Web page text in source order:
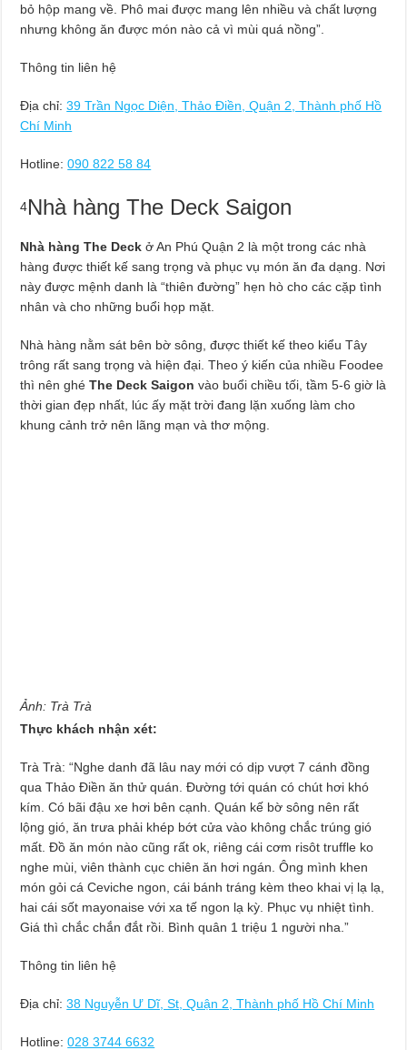
bỏ hộp mang về. Phô mai được mang lên nhiều và chất lượng
nhưng không ăn được món nào cả vì mùi quá nồng”.
Thông tin liên hệ
Địa chỉ:39 Trần Ngọc Diện, Thảo Điền, Quận 2, Thành phố Hồ
Chí Minh
Hotline: 090 822 58 84
4Nhà hàng The Deck Saigon
Nhà hàng The Deck ở An Phú Quận 2 là một trong các nhà
hàng được thiết kế sang trọng và phục vụ món ăn đa dạng. Nơi
này được mệnh danh là “thiên đường” hẹn hò cho các cặp tình
nhân và cho những buổi họp mặt.
Nhà hàng nằm sát bên bờ sông, được thiết kế theo kiểu Tây
trông rất sang trọng và hiện đại. Theo ý kiến của nhiều Foodee
thì nên ghé The Deck Saigon vào buổi chiều tối, tầm 5-6 giờ là
thời gian đẹp nhất, lúc ấy mặt trời đang lặn xuống làm cho
khung cảnh trở nên lãng mạn và thơ mộng.
Ảnh: Trà Trà
Thực khách nhận xét:
Trà Trà: “Nghe danh đã lâu nay mới có dịp vượt 7 cánh đồng
qua Thảo Điền ăn thử quán. Đường tới quán có chút hơi khó
kím. Có bãi đậu xe hơi bên cạnh. Quán kế bờ sông nên rất
lộng gió, ăn trưa phải khép bớt cửa vào không chắc trúng gió
mất. Đồ ăn món nào cũng rất ok, riêng cái cơm risôt truffle ko
nghe mùi, viên thành cục chiên ăn hơi ngán. Ông mình khen
món gỏi cá Ceviche ngon, cái bánh tráng kèm theo khai vị lạ lạ,
hai cái sốt mayonaise với xa tế ngon lạ kỳ. Phục vụ nhiệt tình.
Giá thì chắc chắn đắt rồi. Bình quân 1 triệu 1 người nha.”
Thông tin liên hệ
Địa chỉ:38 Nguyễn Ư Dĩ, St, Quận 2, Thành phố Hồ Chí Minh
Hotline: 028 3744 6632